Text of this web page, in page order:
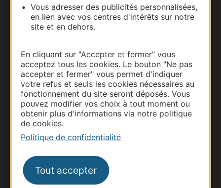
Vous adresser des publicités personnalisées,
en lien avec vos centres d'intérêts sur notre
site et en dehors.
En cliquant sur "Accepter et fermer" vous
acceptez tous les cookies. Le bouton "Ne pas
accepter et fermer" vous permet d'indiquer
votre refus et seuls les cookies nécessaires au
fonctionnement du site seront déposés. Vous
pouvez modifier vos choix à tout moment ou
obtenir plus d'informations via notre politique
de cookies.
Politique de confidentialité
Tout accepter
Documentation
Thermalisme
Pros d'Occitanie
Site presse et d'influence